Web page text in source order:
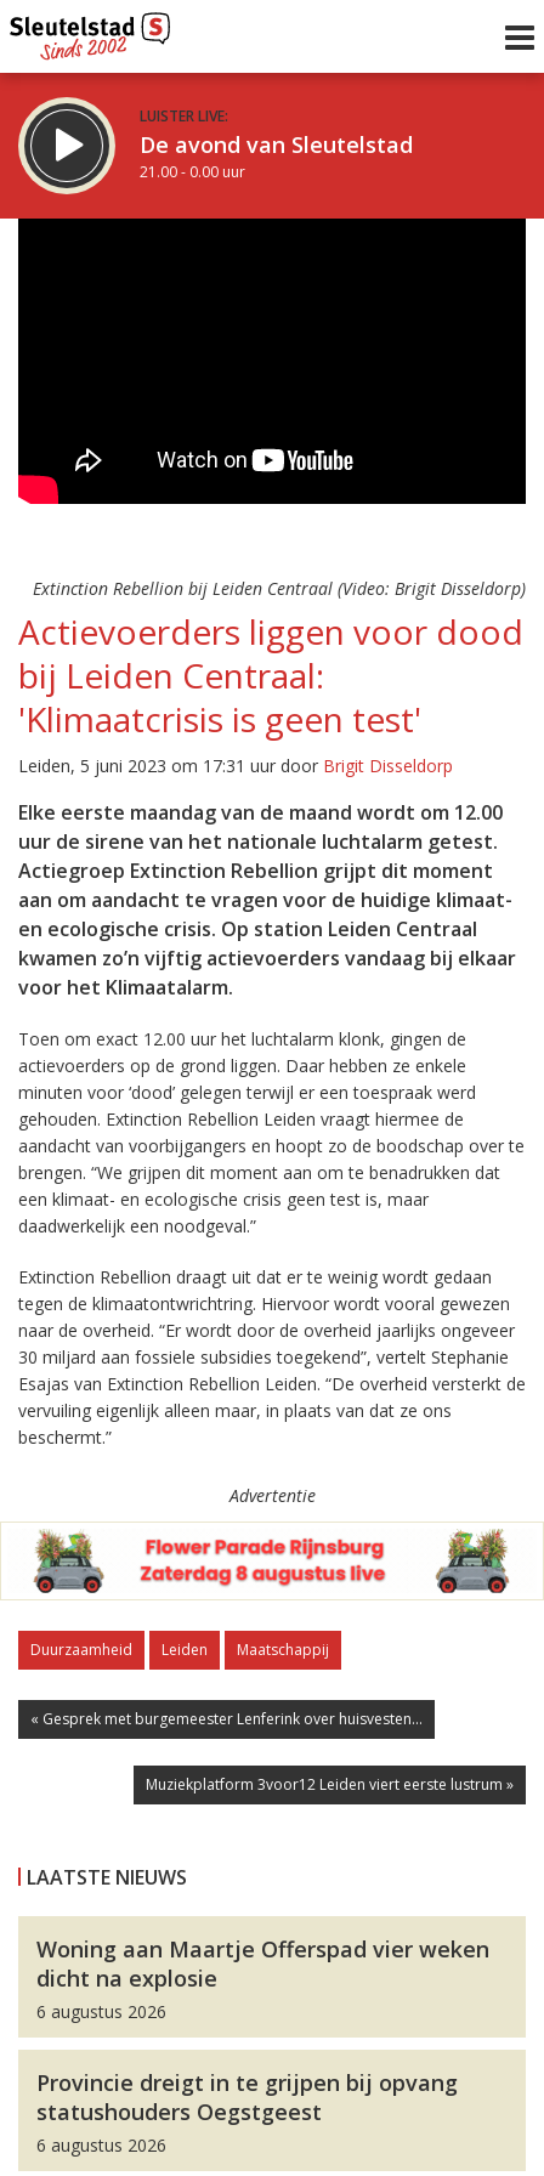
LUISTER LIVE:
De avond van Sleutelstad
21.00 - 0.00 uur
Extinction Rebellion bij Leiden Centraal (Video: Brigit Disseldorp)
Actievoerders liggen voor dood
bij Leiden Centraal:
'Klimaatcrisis is geen test'
Leiden, 5 juni 2023 om 17:31 uur door Brigit Disseldorp
Elke eerste maandag van de maand wordt om 12.00
uur de sirene van het nationale luchtalarm getest.
Actiegroep Extinction Rebellion grijpt dit moment
aan om aandacht te vragen voor de huidige klimaat-
en ecologische crisis. Op station Leiden Centraal
kwamen zo’n vijftig actievoerders vandaag bij elkaar
voor het Klimaatalarm.
Toen om exact 12.00 uur het luchtalarm klonk, gingen de
actievoerders op de grond liggen. Daar hebben ze enkele
minuten voor ‘dood’ gelegen terwijl er een toespraak werd
gehouden. Extinction Rebellion Leiden vraagt hiermee de
aandacht van voorbijgangers en hoopt zo de boodschap over te
brengen. “We grijpen dit moment aan om te benadrukken dat
een klimaat- en ecologische crisis geen test is, maar
daadwerkelijk een noodgeval.”
Extinction Rebellion draagt uit dat er te weinig wordt gedaan
tegen de klimaatontwrichtring. Hiervoor wordt vooral gewezen
naar de overheid. “Er wordt door de overheid jaarlijks ongeveer
30 miljard aan fossiele subsidies toegekend”, vertelt Stephanie
Esajas van Extinction Rebellion Leiden. “De overheid versterkt de
vervuiling eigenlijk alleen maar, in plaats van dat ze ons
beschermt.”
Advertentie
Duurzaamheid Leiden Maatschappij
« Gesprek met burgemeester Lenferink over huisvesten...
Muziekplatform 3voor12 Leiden viert eerste lustrum »
LAATSTE NIEUWS
Woning aan Maartje Offerspad vier weken
dicht na explosie
6 augustus 2026
Provincie dreigt in te grijpen bij opvang
statushouders Oegstgeest
6 augustus 2026